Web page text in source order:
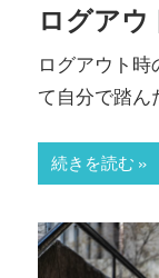
ログアウ
ログアウト
て自分で踏ん
続きを読む